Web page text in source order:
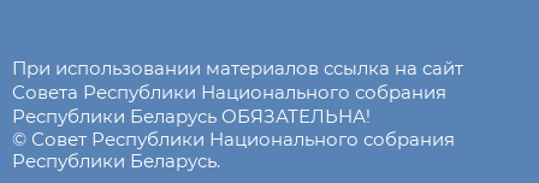
При использовании материалов ссылка на сайт
Совета Республики Национального собрания
Республики Беларусь ОБЯЗАТЕЛЬНА!
© Совет Республики Национального собрания
Республики Беларусь.